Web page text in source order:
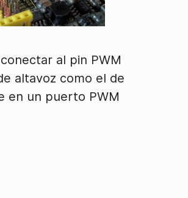
al pin PWM
altavoz como el de
en un puerto PWM